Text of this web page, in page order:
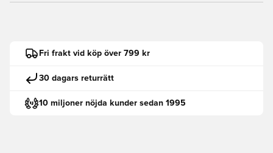
Fri frakt vid köp över 799 kr
30 dagars returrätt
10 miljoner nöjda kunder sedan 1995